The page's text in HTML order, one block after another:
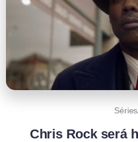
Chris Rock será